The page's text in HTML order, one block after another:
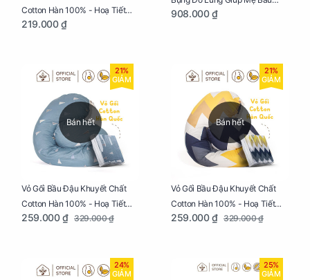
Cotton Hàn 100% - Hoạ Tiết
Tam Giác
219.000 ₫
Ngủ Ngon, Cho Bé Bú Sau Sinh
908.000 ₫
Bán hết
21%
GIẢM
Vỏ Gối Bầu Đậu Khuyết Chất
Cotton Hàn 100% - Hoạ Tiết
Thông Lạnh
259.000 ₫ 329.000 ₫
Bán hết
21%
GIẢM
Vỏ Gối Bầu Đậu Khuyết Chất
Cotton Hàn 100% - Hoạ Tiết
Ziczac
259.000 ₫ 329.000 ₫
24%
GIẢM
25%
GIẢM